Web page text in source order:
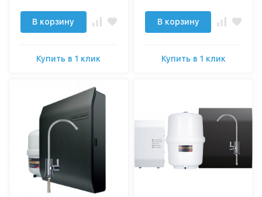
В корзину
Купить в 1 клик
В корзину
Купить в 1 клик